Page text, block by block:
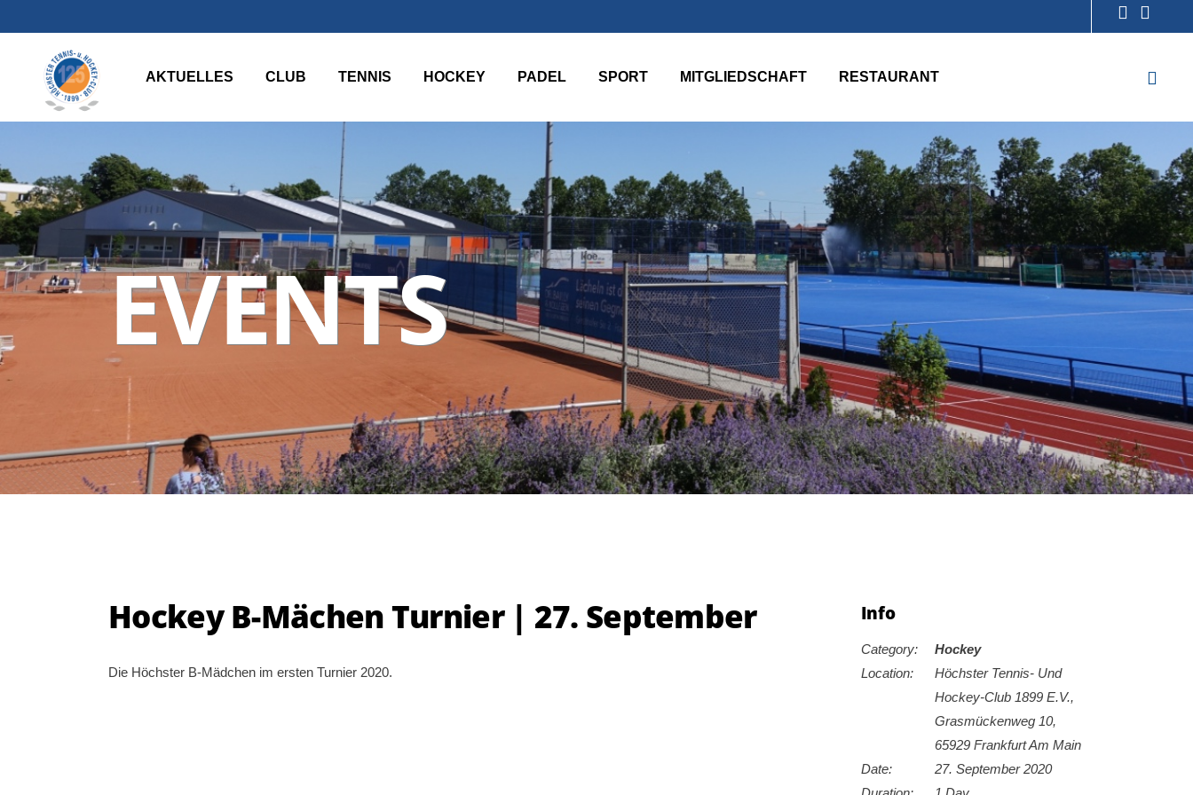
AKTUELLES CLUB TENNIS HOCKEY PADEL SPORT MITGLIEDSCHAFT RESTAURANT
EVENTS
Hockey B-Mächen Turnier | 27. September
Die Höchster B-Mädchen im ersten Turnier 2020.
Info
Category:
Hockey
Location:
Höchster Tennis- Und
Hockey-Club 1899 E.V.,
Grasmückenweg 10,
65929 Frankfurt Am Main
Date:
27. September 2020